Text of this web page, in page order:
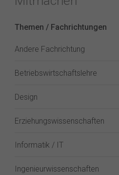
Themen / Fachrichtungen
Andere Fachrichtung
Betriebswirtschaftslehre
Design
Erziehungswissenschaften
Informatik / IT
Ingenieurwissenschaften